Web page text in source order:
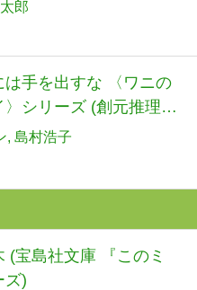
郎
は手を出すな 〈ワニの
シリーズ (創元推理文
島村浩子
(宝島社文庫 『このミ
ズ)